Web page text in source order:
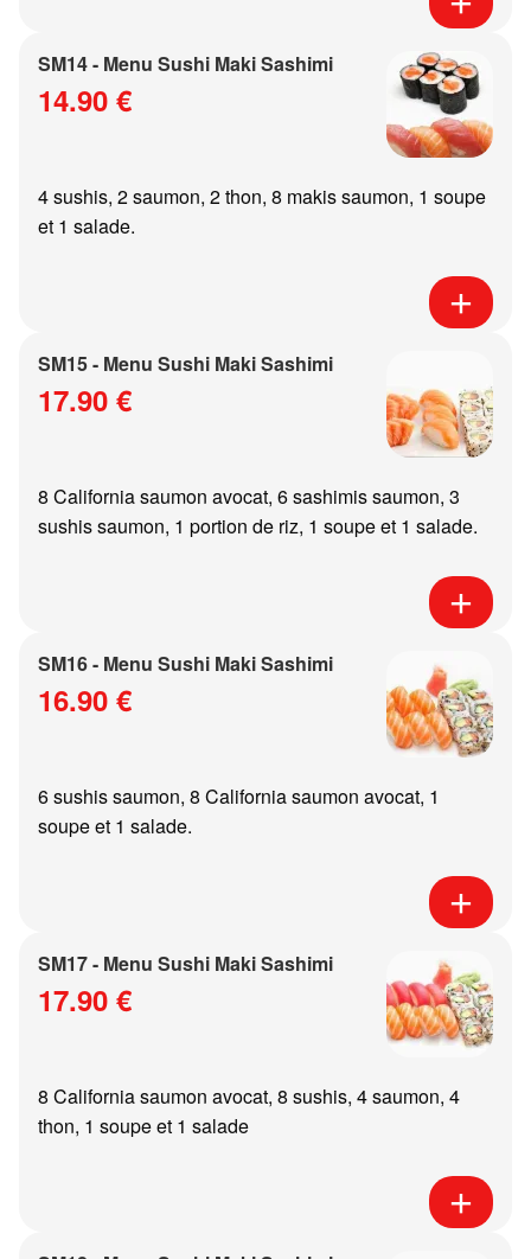
SM14 - Menu Sushi Maki Sashimi
14.90 €
4 sushis, 2 saumon, 2 thon, 8 makis saumon, 1 soupe
et 1 salade.
SM15 - Menu Sushi Maki Sashimi
17.90 €
8 California saumon avocat, 6 sashimis saumon, 3
sushis saumon, 1 portion de riz, 1 soupe et 1 salade.
SM16 - Menu Sushi Maki Sashimi
16.90 €
6 sushis saumon, 8 California saumon avocat, 1
soupe et 1 salade.
SM17 - Menu Sushi Maki Sashimi
17.90 €
8 California saumon avocat, 8 sushis, 4 saumon, 4
thon, 1 soupe et 1 salade